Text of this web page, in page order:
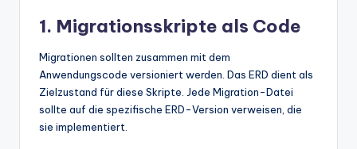
1. Migrationsskripte als Code
Migrationen sollten zusammen mit dem
Anwendungscode versioniert werden. Das ERD dient als
Zielzustand für diese Skripte. Jede Migration-Datei
sollte auf die spezifische ERD-Version verweisen, die
sie implementiert.